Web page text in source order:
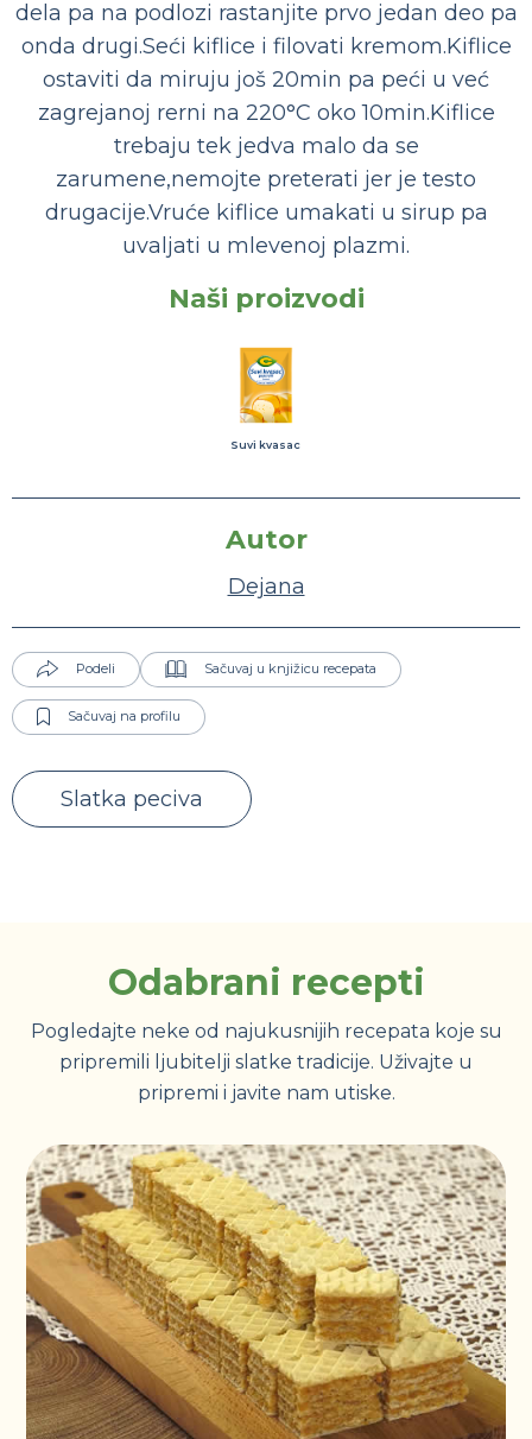
dela pa na podlozi rastanjite prvo jedan deo pa
onda drugi.Seći kiflice i filovati kremom.Kiflice
ostaviti da miruju još 20min pa peći u već
zagrejanoj rerni na 220°C oko 10min.Kiflice
trebaju tek jedva malo da se
zarumene,nemojte preterati jer je testo
drugacije.Vruće kiflice umakati u sirup pa
uvaljati u mlevenoj plazmi.
Naši proizvodi
Suvi kvasac
Autor
Dejana
Podeli Sačuvaj u knjižicu recepata
Sačuvaj na profilu
Slatka peciva
Odabrani recepti
Pogledajte neke od najukusnijih recepata koje su
pripremili ljubitelji slatke tradicije. Uživajte u
pripremi i javite nam utiske.